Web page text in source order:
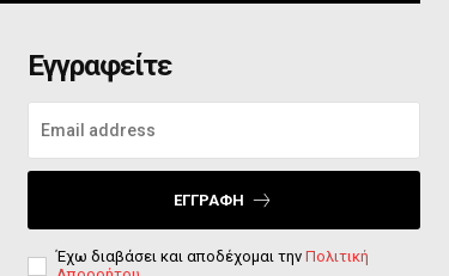
Εγγραφείτε
ΕΓΓΡΑΦΉ
Έχω διαβάσει και αποδέχομαι την Πολιτική